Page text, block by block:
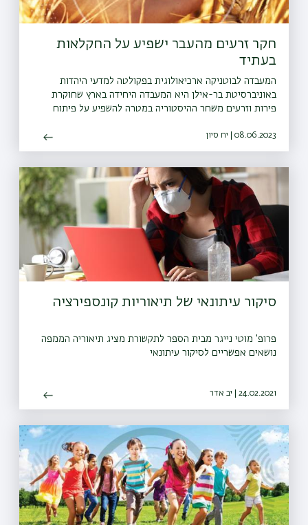
חקר זרעים מהעבר ישפיע על החקלאות
בעתיד
המעבדה לבוטניקה ארכיאולוגית בפקולטה למדעי היהדות
באוניברסיטת בר-אילן היא המעבדה היחידה בארץ שחוקרת
פירות וזרעים משחר ההיסטוריה במטרה להשפיע על פיתוח
08.06.2023 | יח סיון
סיקור עיתונאי של תיאוריות קונספירציה
פרופ' מוטי נייגר מבית הספר לתקשורת מציג תיאוריה הממפה
נושאים אפשריים לסיקור עיתונאי
24.02.2021 | יב אדר